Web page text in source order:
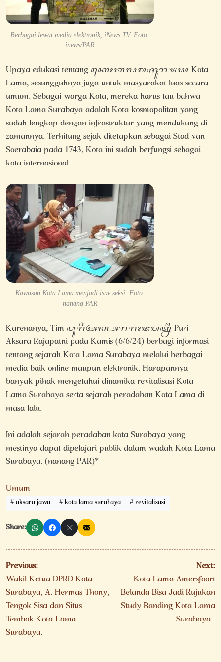
Berbagai lewat media elektronik, iNews TV. Foto:
inews/PAR
Upaya edukasi tentang ꦏꦺꦴꦠꦭꦩꦯꦸꦫꦨꦪ Kota
Lama, sesungguhnya juga untuk masyarakat luas secara
umum. Sebagai warga Kota, mereka harus tau bahwa
Kota Lama Surabaya adalah Kota kosmopolitan yang
sudah lengkap dengan infrastruktur yang mendukung di
zamannya. Terhitung sejak ditetapkan sebagai Stad van
Soerabaia pada 1743, Kota ini sudah berfungsi sebagai
kota internasional.
Kawasan Kota Lama menjadi isue seksi. Foto:
nanang PAR
Karenanya, Tim ꦥꦸꦫꦶꦄꦏ꧀ꦱꦫꦫꦴꦗꦥꦠ꧀ꦤꦷ Puri
Aksara Rajapatni pada Kamis (6/6/24) berbagi informasi
tentang sejarah Kota Lama Surabaya melalui berbagai
media baik online maupun elektronik. Harapannya
banyak pihak mengetahui dinamika revitalisasi Kota
Lama Surabaya serta sejarah peradaban Kota Lama di
masa lalu.
Ini adalah sejarah peradaban kota Surabaya yang
mestinya dapat dipelajari publik dalam wadah Kota Lama
Surabaya. (nanang PAR)*
Umum
aksara jawa kota lama surabaya revitalisasi
Share:
Navigasi
pos
Previous:
Wakil Ketua DPRD Kota
Surabaya, A. Hermas Thony,
Tengok Sisa dan Situs
Tembok Kota Lama
Surabaya.
Next:
Kota Lama Amersfoort
Belanda Bisa Jadi Rujukan
Study Banding Kota Lama
Surabaya.